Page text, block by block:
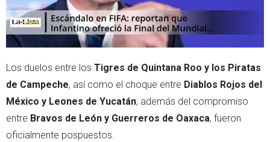
Los duelos entre los Tigres de Quintana Roo y los Piratas
de Campeche, así como el choque entre Diablos Rojos del
México y Leones de Yucatán, además del compromiso
entre Bravos de León y Guerreros de Oaxaca, fueron
oficialmente pospuestos.